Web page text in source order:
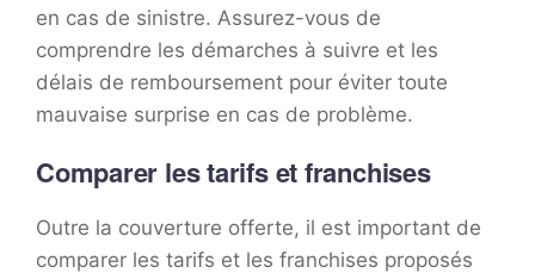
en cas de sinistre. Assurez-vous de
comprendre les démarches à suivre et les
délais de remboursement pour éviter toute
mauvaise surprise en cas de problème.
Comparer les tarifs et franchises
Outre la couverture offerte, il est important de
comparer les tarifs et les franchises proposés